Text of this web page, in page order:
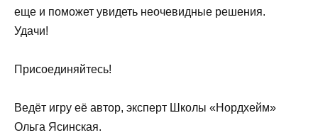
еще и поможет увидеть неочевидные решения.
Удачи!
Присоединяйтесь!
Ведёт игру её автор, эксперт Школы «Нордхейм»
Ольга Ясинская.